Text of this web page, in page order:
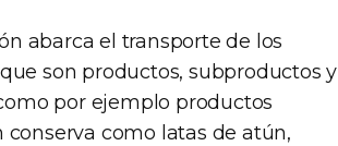
abarca el transporte de los
que son productos, subproductos y
por ejemplo productos
conserva como latas de atún,